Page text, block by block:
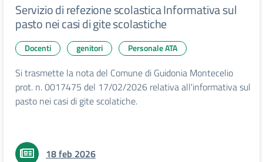
Servizio di refezione scolastica Informativa sul
pasto nei casi di gite scolastiche
Docenti genitori Personale ATA
Si trasmette la nota del Comune di Guidonia Montecelio
prot. n. 0017475 del 17/02/2026 relativa all'informativa sul
pasto nei casi di gite scolatiche.
18 feb 2026